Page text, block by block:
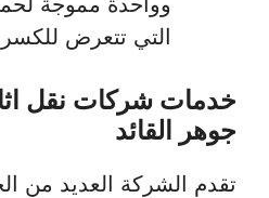
التي تتعرض
خدمات شركات نقل
جوهر القائد
تقدم الشركة العديد من